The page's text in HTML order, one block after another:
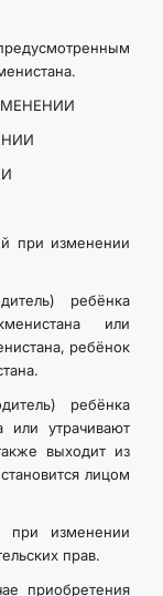
при изменении
ребёнка
или
ребёнок
ребёнка
или утрачивают
выходит из
лицом
при изменении
прав.
приобретения